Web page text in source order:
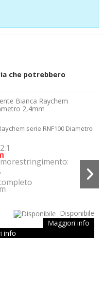
che potrebbero
serie RNF100 Diametro
Disponibile
Maggiori info
info